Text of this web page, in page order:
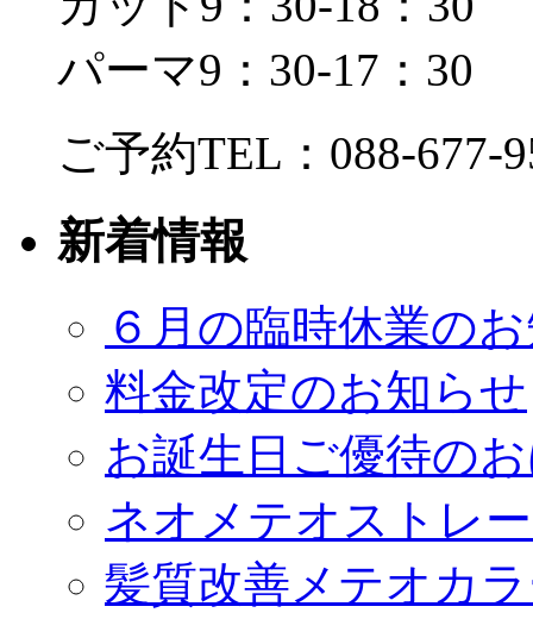
パーマ9：30-17：30
ご予約TEL：088-677-
新着情報
６月の臨時休業の
料金改定のお知らせ
お誕生日ご優待の
ネオメテオストレ
髪質改善メテオカ